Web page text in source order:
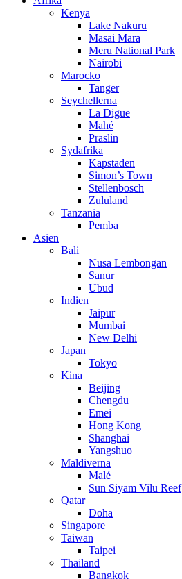
Kenya
Lake Nakuru
Masai Mara
Meru National Park
Nairobi
Marocko
Tanger
Seychellerna
La Digue
Mahé
Praslin
Sydafrika
Kapstaden
Simon’s Town
Stellenbosch
Zululand
Tanzania
Pemba
Asien
Bali
Nusa Lembongan
Sanur
Ubud
Indien
Jaipur
Mumbai
New Delhi
Japan
Tokyo
Kina
Beijing
Chengdu
Emei
Hong Kong
Shanghai
Yangshuo
Maldiverna
Malé
Sun Siyam Vilu Reef
Qatar
Doha
Singapore
Taiwan
Taipei
Thailand
Bangkok